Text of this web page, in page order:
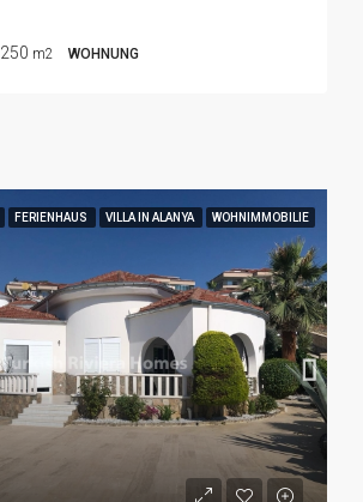
250 m2 WOHNUNG
FERIENHAUS VILLA IN ALANYA WOHNIMMOBILIE